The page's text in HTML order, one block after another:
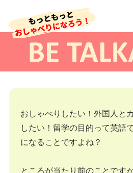
おしゃべりしたい！外国人と
したい！留学の目的って英語
になることですよね？
ところが当たり前のことです